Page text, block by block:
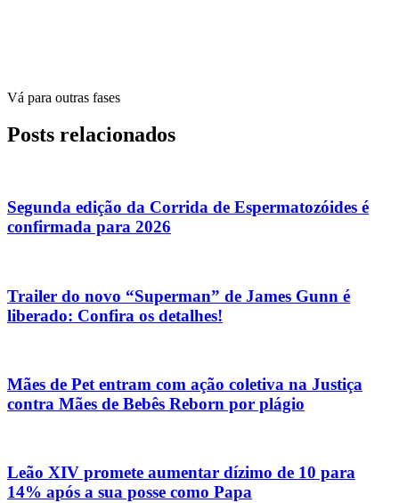
Vá para outras fases
Posts relacionados
Segunda edição da Corrida de Espermatozóides é
confirmada para 2026
Trailer do novo “Superman” de James Gunn é
liberado: Confira os detalhes!
Mães de Pet entram com ação coletiva na Justiça
contra Mães de Bebês Reborn por plágio
Leão XIV promete aumentar dízimo de 10 para
14% após a sua posse como Papa